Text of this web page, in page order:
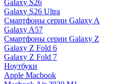
Galaxy S26
Galaxy S26 Ultra
Смартфоны серии Galaxy A
Galaxy A57
Смартфоны серии Galaxy Z
Galaxy Z Fold 6
Galaxy Z Fold 7
Ноутбуки
Apple Macbook